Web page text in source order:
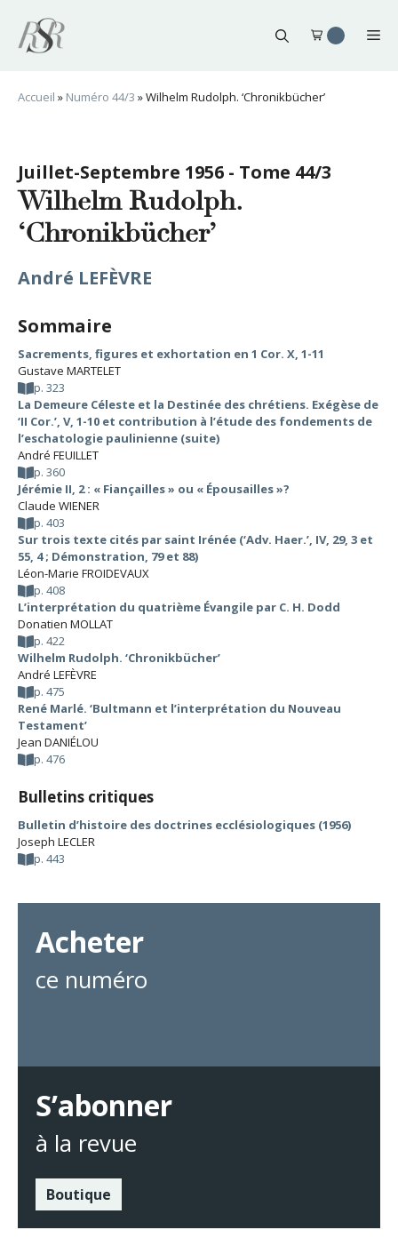
contenu
Accueil » Numéro 44/3 »Wilhelm Rudolph. ‘Chronikbücher’
Juillet-Septembre 1956 - Tome 44/3
Wilhelm Rudolph.
‘Chronikbücher’
André LEFÈVRE
Sommaire
Sacrements, figures et exhortation en 1 Cor. X, 1-11
Gustave MARTELET
p. 323
La Demeure Céleste et la Destinée des chrétiens. Exégèse de
‘II Cor.’, V, 1-10 et contribution à l’étude des fondements de
l’eschatologie paulinienne (suite)
André FEUILLET
p. 360
Jérémie II, 2 : « Fiançailles » ou « Épousailles »?
Claude WIENER
p. 403
Sur trois texte cités par saint Irénée (‘Adv. Haer.’, IV, 29, 3 et
55, 4 ; Démonstration, 79 et 88)
Léon-Marie FROIDEVAUX
p. 408
L’interprétation du quatrième Évangile par C. H. Dodd
Donatien MOLLAT
p. 422
Wilhelm Rudolph. ‘Chronikbücher’
André LEFÈVRE
p. 475
René Marlé. ‘Bultmann et l’interprétation du Nouveau
Testament’
Jean DANIÉLOU
p. 476
Bulletins critiques
Bulletin d’histoire des doctrines ecclésiologiques (1956)
Joseph LECLER
p. 443
Acheter
ce numéro
S’abonner
à la revue
Boutique